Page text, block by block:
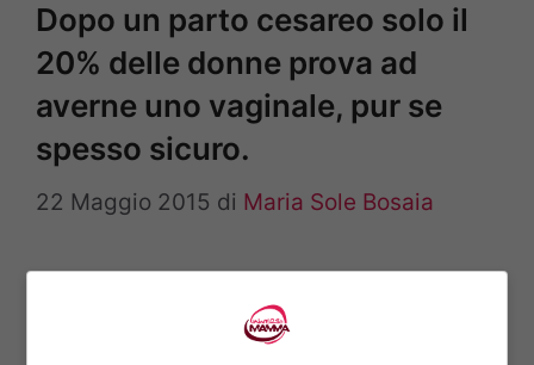
Dopo un parto cesareo solo il
20% delle donne prova ad
averne uno vaginale, pur se
spesso sicuro.
22 Maggio 2015 di Maria Sole Bosaia
solo il 20% delle donne che hanno avuto un